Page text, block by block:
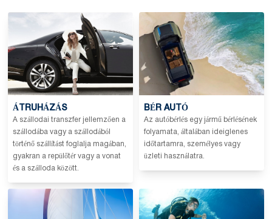
ÁTRUHÁZÁS
A szállodai transzfer jellemzően a
szállodába vagy a szállodából
történő szállítást foglalja magában,
gyakran a repülőtér vagy a vonat
és a szálloda között.
BÉR AUTÓ
Az autóbérlés egy jármű bérlésének
folyamata, általában ideiglenes
időtartamra, személyes vagy
üzleti használatra.